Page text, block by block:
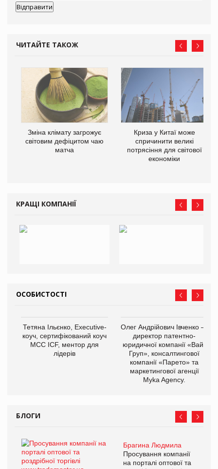
ЧИТАЙТЕ ТАКОЖ
Зміна клімату загрожує
світовим дефіцитом чаю
матча
Криза у Китаї може
спричинити великі
потрясіння для світової
економіки
КРАЩІ КОМПАНІЇ
ОСОБИСТОСТІ
Тетяна Ільєнко, Executive-
коуч, сертифікований коуч
МСС ICF, ментор для
лідерів
Олег Андрійович Івченко —
директор патентно-
юридичної компанії «Вайз
Груп», консалтингової
компанії «Парето» та
маркетингової агенції
Myka Agency.
БЛОГИ
Брагина Людмила
Просування компанії
на порталі оптової та